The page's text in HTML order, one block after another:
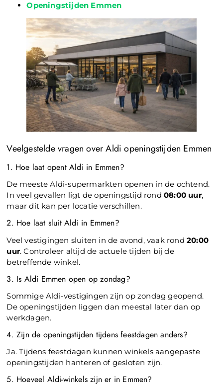
Openingstijden Emmen
Veelgestelde vragen over Aldi openingstijden Emmen
1. Hoe laat opent Aldi in Emmen?
De meeste Aldi-supermarkten openen in de ochtend.
In veel gevallen ligt de openingstijd rond08:00 uur,
maar dit kan per locatie verschillen.
2. Hoe laat sluit Aldi in Emmen?
Veel vestigingen sluiten in de avond, vaak rond20:00
uur. Controleer altijd de actuele tijden bij de
betreffende winkel.
3. Is Aldi Emmen open op zondag?
Sommige Aldi-vestigingen zijn op zondag geopend.
De openingstijden liggen dan meestal later dan op
werkdagen.
4. Zijn de openingstijden tijdens feestdagen anders?
Ja. Tijdens feestdagen kunnen winkels aangepaste
openingstijden hanteren of gesloten zijn.
5. Hoeveel Aldi-winkels zijn er in Emmen?